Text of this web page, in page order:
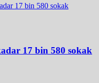
17 bin 580 sokak